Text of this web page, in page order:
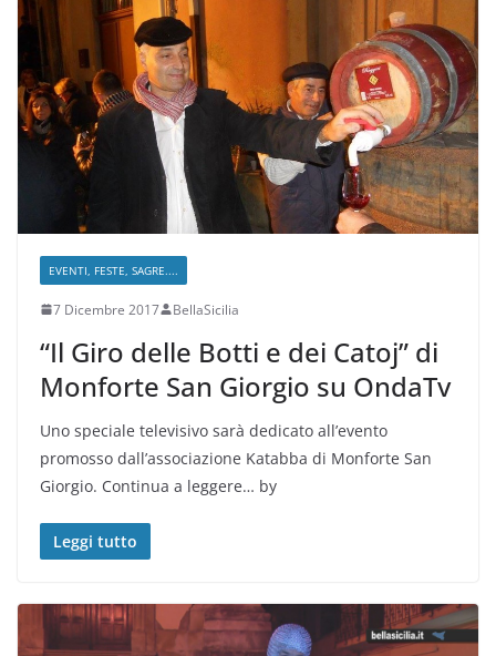
EVENTI, FESTE, SAGRE....
7 Dicembre 2017 BellaSicilia
“Il Giro delle Botti e dei Catoj” di
Monforte San Giorgio su OndaTv
Uno speciale televisivo sarà dedicato all’evento
promosso dall’associazione Katabba di Monforte San
Giorgio. Continua a leggere… by
Leggi tutto